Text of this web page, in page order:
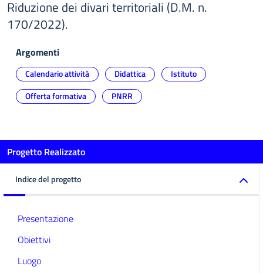
Riduzione dei divari territoriali (D.M. n.
170/2022).
Argomenti
Calendario attività Didattica
Istituto
Offerta formativa
PNRR
Progetto Realizzato
Indice del progetto
Presentazione
Obiettivi
Luogo